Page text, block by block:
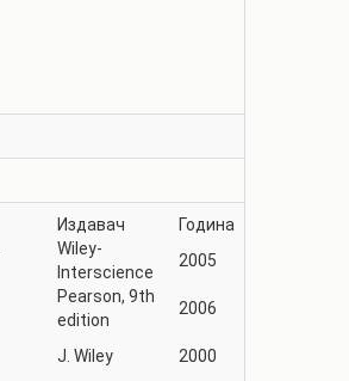
Издавач
Година
Wiley-
Interscience
2005
Pearson, 9th
edition
2006
J. Wiley 2000